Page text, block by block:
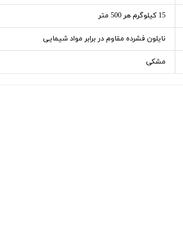
15 کیلوگرم هر 500 متر
نایلون فشرده مقاوم در برابر مواد شیمایی
مشکی